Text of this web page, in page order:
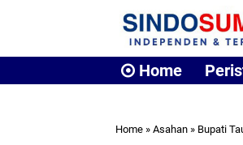
Home
Home » Asahan » Bupati